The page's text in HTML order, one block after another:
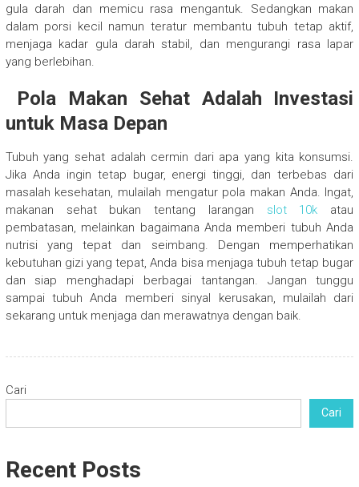
gula darah dan memicu rasa mengantuk. Sedangkan makan
dalam porsi kecil namun teratur membantu tubuh tetap aktif,
menjaga kadar gula darah stabil, dan mengurangi rasa lapar
yang berlebihan.
Pola Makan Sehat Adalah Investasi
untuk Masa Depan
Tubuh yang sehat adalah cermin dari apa yang kita konsumsi.
Jika Anda ingin tetap bugar, energi tinggi, dan terbebas dari
masalah kesehatan, mulailah mengatur pola makan Anda. Ingat,
makanan sehat bukan tentang larangan slot 10k atau
pembatasan, melainkan bagaimana Anda memberi tubuh Anda
nutrisi yang tepat dan seimbang. Dengan memperhatikan
kebutuhan gizi yang tepat, Anda bisa menjaga tubuh tetap bugar
dan siap menghadapi berbagai tantangan. Jangan tunggu
sampai tubuh Anda memberi sinyal kerusakan, mulailah dari
sekarang untuk menjaga dan merawatnya dengan baik.
Cari
Cari
Recent Posts